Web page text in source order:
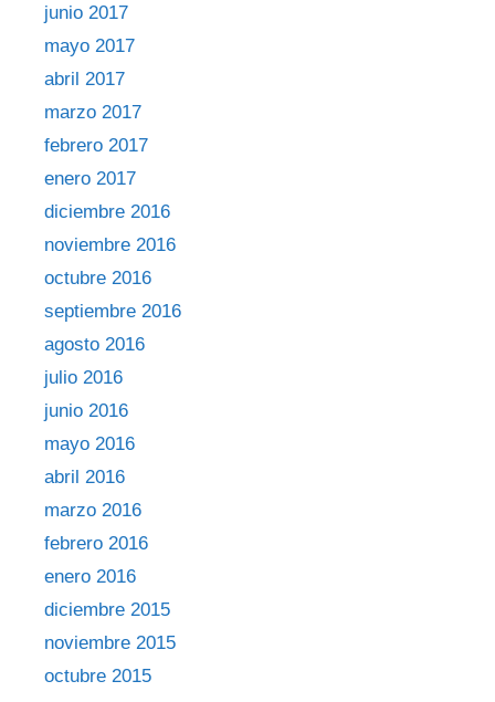
junio 2017
mayo 2017
abril 2017
marzo 2017
febrero 2017
enero 2017
diciembre 2016
noviembre 2016
octubre 2016
septiembre 2016
agosto 2016
julio 2016
junio 2016
mayo 2016
abril 2016
marzo 2016
febrero 2016
enero 2016
diciembre 2015
noviembre 2015
octubre 2015